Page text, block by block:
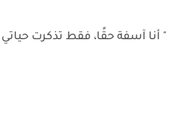
" أنا آسفة حقًا، فقط تذكرت